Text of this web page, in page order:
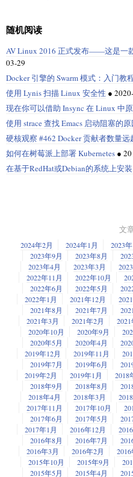
随机阅读
AV Linux 2016 正式发布——这是一
03-29
Docker 引擎的 Swarm 模式：入门教
使用 Lynis 扫描 Linux 安全性 ●
现在你可以借助 Insync 在 Linux 中
使用 strace 查找 Emacs 启动阻塞的原
硬核观察 #462 Docker 贡献者数量远
如何在树莓派上部署 Kubernetes ●
在基于RedHat或Debian的系统上安
文
2024年2月 2024年1月 2023
2023年9月
2023年8月
2023年4月
2023年3月
2022年11月
2022年10月
2022年6月
2022年5月
2022年1月
2021年12月
2021年8月
2021年7月
2021年3月
2021年2月 2021
2020年10月
2020年9月
2020年5月
2020年4月
2019年12月
2019年11月
2019年7月
2019年6月
2019年2月
2019年1月 2018
2018年9月
2018年8月
2018年4月
2018年3月
2017年11月
2017年10月
2017年6月
2017年5月
2017年1月
2016年12月
2016年8月
2016年7月
2016年3月
2016年2月 2016
2015年10月
2015年9月
2015年5月
2015年4月